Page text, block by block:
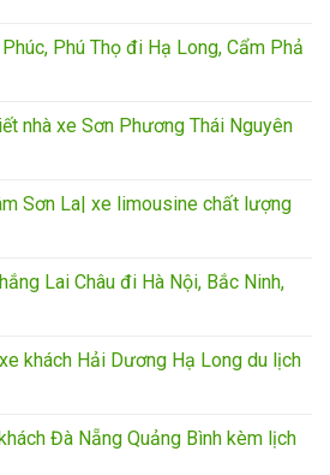
Phú Thọ đi Hạ Long, Cẩm Phả
nhà xe Sơn Phương Thái Nguyên
Sơn La| xe limousine chất lượng
Lai Châu đi Hà Nội, Bắc Ninh,
khách Hải Dương Hạ Long du lịch
Đà Nẵng Quảng Bình kèm lịch